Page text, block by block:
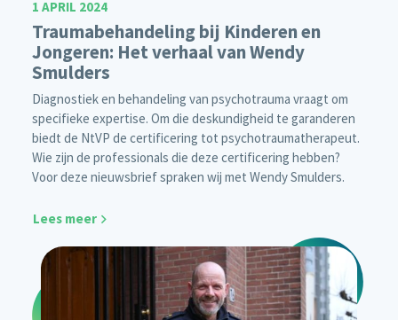
1 APRIL 2024
Traumabehandeling bij Kinderen en
Jongeren: Het verhaal van Wendy
Smulders
Diagnostiek en behandeling van psychotrauma vraagt om
specifieke expertise. Om die deskundigheid te garanderen
biedt de NtVP de certificering tot psychotraumatherapeut.
Wie zijn de professionals die deze certificering hebben?
Voor deze nieuwsbrief spraken wij met Wendy Smulders.
Lees meer